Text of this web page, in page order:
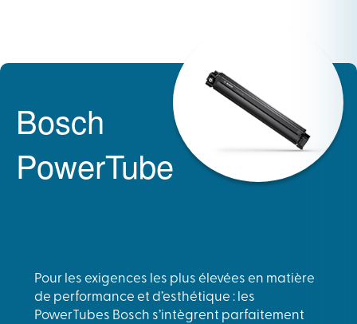
Bosch
PowerTube
Pour les exigences les plus élevées en matière
de performance et d’esthétique : les
PowerTubes Bosch s’intègrent parfaitement